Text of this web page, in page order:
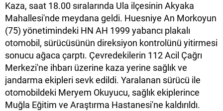
Kaza, saat 18.00 sıralarında Ula ilçesinin Akyaka
Mahallesi'nde meydana geldi. Huesniye An Morkoyun
(75) yönetimindeki HN AH 1999 yabancı plakalı
otomobil, sürücüsünün direksiyon kontrolünü yitirmesi
sonucu ağaca çarptı. Çevredekilerin 112 Acil Çağrı
Merkezi'ne ihbarı üzerine kaza yerine sağlık ve
jandarma ekipleri sevk edildi. Yaralanan sürücü ile
otomobildeki Meryem Okuyucu, sağlık ekiplerince
Muğla Eğitim ve Araştırma Hastanesi'ne kaldırıldı.